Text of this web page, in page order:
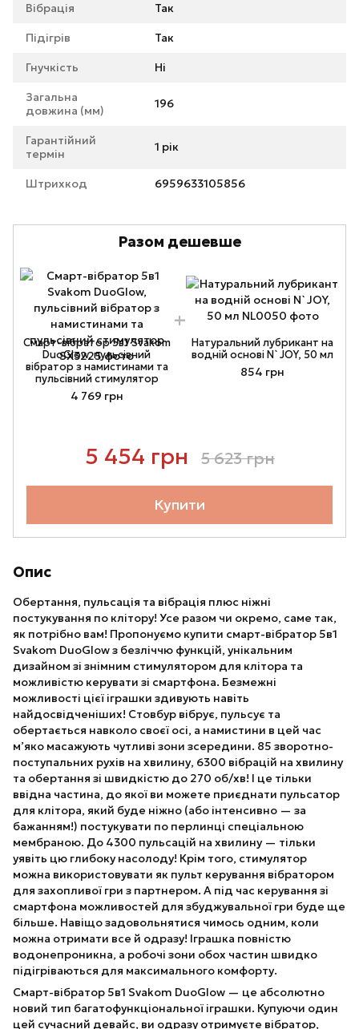
Вібрація Так
Підігрів Так
Гнучкість Ні
Загальна
довжина (мм)
196
Гарантійний
термін
1 рік
Штрихкод 6959633105856
Разом дешевше
Смарт-вібратор 5в1 Svakom
DuoGlow, пульсівний
вібратор з намистинами та
пульсівний стимулятор
4 769 грн
Натуральний лубрикант на
водній основі N`JOY, 50 мл
854 грн
5 454 грн 5 623 грн
Купити
Опис
Обертання, пульсація та вібрація плюс ніжні
постукування по клітору! Усе разом чи окремо, саме так,
як потрібно вам! Пропонуємо купити смарт-вібратор 5в1
Svakom DuoGlow з безліччю функцій, унікальним
дизайном зі знімним стимулятором для клітора та
можливістю керувати зі смартфона. Безмежні
можливості цієї іграшки здивують навіть
найдосвідченіших! Стовбур вібрує, пульсує та
обертається навколо своєї осі, а намистини в цей час
м’яко масажують чутливі зони зсередини. 85 зворотно-
поступальних рухів на хвилину, 6300 вібрацій на хвилину
та обертання зі швидкістю до 270 об/хв! І це тільки
ввідна частина, до якої ви можете приєднати пульсатор
для клітора, який буде ніжно (або інтенсивно — за
бажанням!) постукувати по перлинці спеціальною
мембраною. До 4300 пульсацій на хвилину — тільки
уявіть цю глибоку насолоду! Крім того, стимулятор
можна використовувати як пульт керування вібратором
для захопливої гри з партнером. А під час керування зі
смартфона можливостей для збуджувальної ​​гри буде ще
більше. Навіщо задовольнятися чимось одним, коли
можна отримати все й одразу! Іграшка повністю
водонепроникна, а робочі зони обох частин швидко
підігріваються для максимального комфорту.
Смарт-вібратор 5в1 Svakom DuoGlow — це абсолютно
новий тип багатофункціональної іграшки. Купуючи один
цей сучасний девайс, ви одразу отримуєте вібратор,